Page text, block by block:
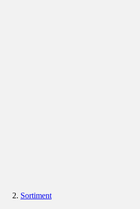
Sortiment